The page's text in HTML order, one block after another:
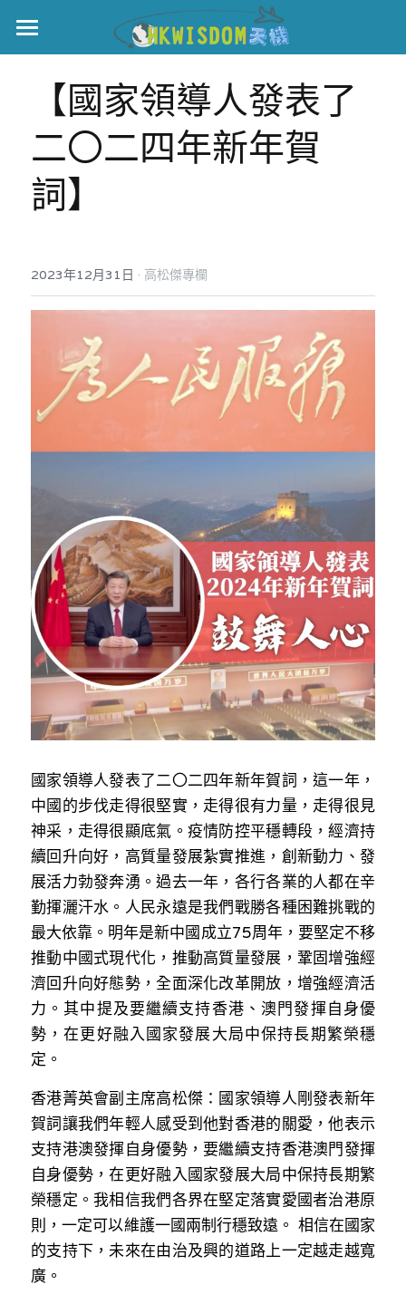
主頁
世界盃
伊美戰爭
黎智英案
美西媒體謊言實錄
宏福‧革新
宏福苑聽證會
宏福火災正視聽
記錄．宏福苑火災
港聞
中國
國際
娛樂
民主派騙案十式
反華推手起底
美西霸凌內幕
美西極權主義
真相直擊
極端暴恐實錄
林淑芳專欄
屈穎妍專欄
朱庭萱專欄
莫綺琪專欄
黃萬成專欄
招國偉專欄
高松傑專欄
林伯強專欄
馮煒光專欄
趙處機專欄
KOL 精選
大衛sir專欄
曾子晴 - 晴深直說
陳貴春大律師專欄
陳子遷律師專欄
羅浚軒專欄
溫志倫專欄
絕密法庭檔案
醫院口岸爆炸案
屠龍小隊案
黎智英案審訊
支聯會案
35+顛覆案
生活
吃喝玩指南
休閒好介紹
親子
花生仔漫畫週記
關於我們
人才招聘
投稿熱線
商戶合作
支持讚助
條款及細則
關於我們
搜索
繁體中文
繁體中文
English
【國家領導人發表了
二〇二四年新年賀
詞】
2023年12月31日 · 高松傑專欄
國家領導人發表了二〇二四年新年賀詞，這一年，
中國的步伐走得很堅實，走得很有力量，走得很見
神采，走得很顯底氣。疫情防控平穩轉段，經濟持
續回升向好，高質量發展紮實推進，創新動力、發
展活力勃發奔湧。過去一年，各行各業的人都在辛
勤揮灑汗水。人民永遠是我們戰勝各種困難挑戰的
最大依靠。明年是新中國成立75周年，要堅定不移
推動中國式現代化，推動高質量發展，鞏固增強經
濟回升向好態勢，全面深化改革開放，增強經濟活
力。其中提及要繼續支持香港、澳門發揮自身優
勢，在更好融入國家發展大局中保持長期繁榮穩
定。
香港菁英會副主席高松傑：國家領導人剛發表新年
賀詞讓我們年輕人感受到他對香港的關愛，他表示
支持港澳發揮自身優勢，要繼續支持香港澳門發揮
自身優勢，在更好融入國家發展大局中保持長期繁
榮穩定。我相信我們各界在堅定落實愛國者治港原
則，一定可以維護一國兩制行穩致遠。 相信在國家
的支持下，未來在由治及興的道路上一定越走越寬
廣。